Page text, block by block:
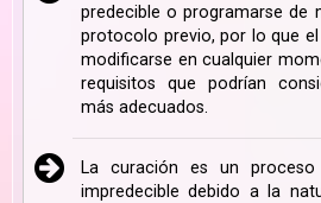
predecible o programarse de
protocolo previo, por lo que
modificarse en cualquier
requisitos que podrían
más adecuados.
La curación es un
impredecible debido a la